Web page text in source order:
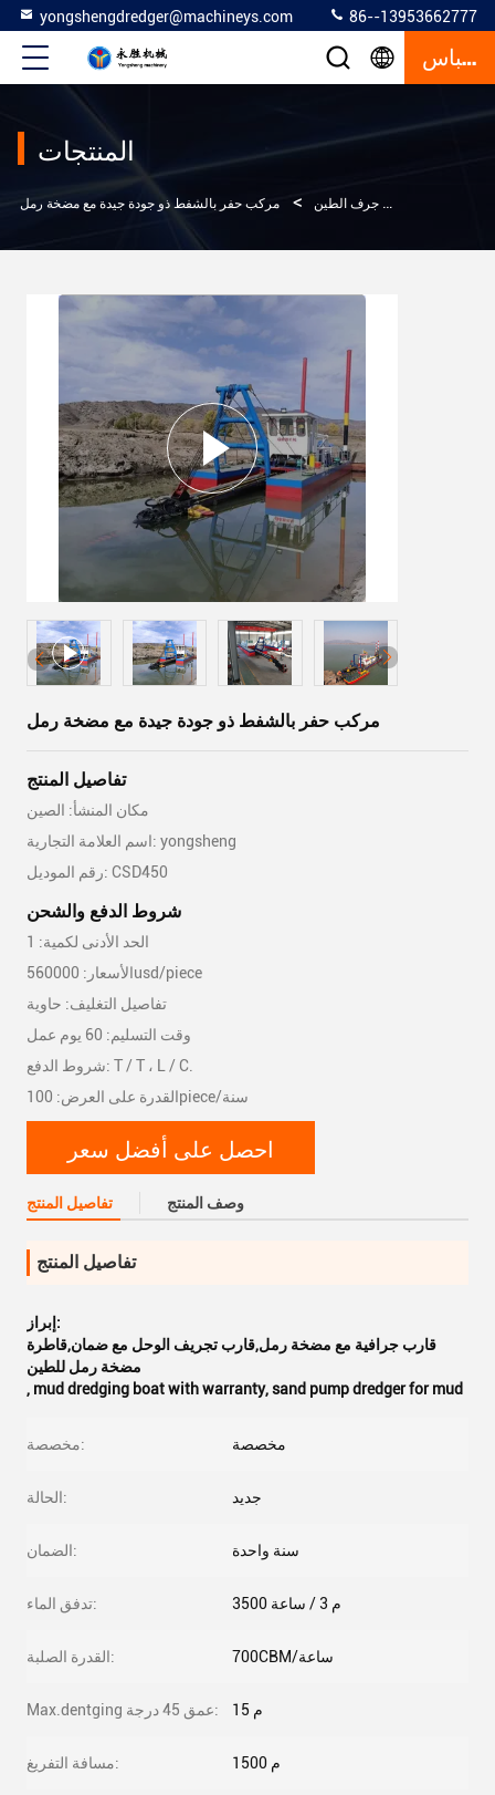
yongshengdredger@machineys.com 86--13953662777
إقتباس
المنتجات
قارب جرف الطين > مركب حفر بالشفط ذو جودة جيدة مع مضخة رمل
مركب حفر بالشفط ذو جودة جيدة مع مضخة رمل
تفاصيل المنتج
مكان المنشأ: الصين
اسم العلامة التجارية: yongsheng
رقم الموديل: CSD450
شروط الدفع والشحن
الحد الأدنى لكمية: 1
الأسعار: 560000usd/piece
تفاصيل التغليف: حاوية
وقت التسليم: 60 يوم عمل
شروط الدفع: T / T ، L / C.
القدرة على العرض: 100piece/سنة
احصل على أفضل سعر
تفاصيل المنتج وصف المنتج
تفاصيل المنتج
إبراز:
قارب جرافية مع مضخة رمل,قارب تجريف الوحل مع ضمان,قاطرة
مضخة رمل للطين
, mud dredging boat with warranty,sand pump dredger for mud
مخصصة: مخصصة
الحالة: جديد
الضمان: سنة واحدة
تدفق الماء: 3500 م 3 / ساعة
القدرة الصلبة: 700CBM/ساعة
Max.dentging عمق 45 درجة: 15 م
مسافة التفريغ: 1500 م